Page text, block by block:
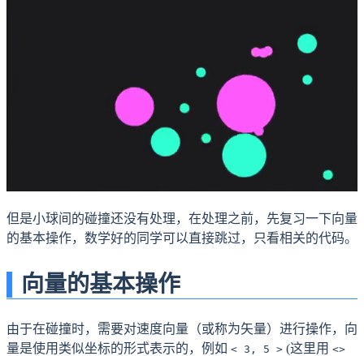
但是小球间的碰撞还没有处理，在处理之前，先复习一下向量
的基本操作，数学好的同学可以直接跳过，只看相关的代码。
向量的基本操作
由于在碰撞时，需要对速度向量（或称为矢量）进行操作，向
量是使用类似坐标的形式表示的，例如 < 3, 5 > (这里用 <>